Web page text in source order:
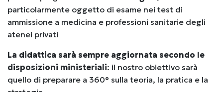
particolarmente oggetto di esame nei test di
ammissione a medicina e professioni sanitarie degli
atenei privati
La didattica sarà sempre aggiornata secondo le
disposizioni ministeriali: il nostro obiettivo sarà
quello di preparare a 360° sulla teoria, la pratica e la